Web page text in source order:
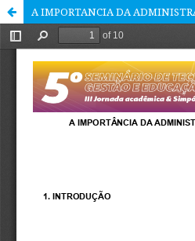
A IMPORTANCIA DA